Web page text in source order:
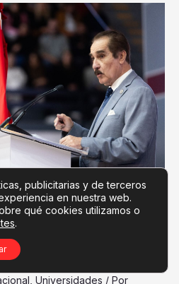
académica y su
rumbo a su
Universidades / Por
publicitarias y de terceros
en nuestra web.
qué cookies utilizamos o
.